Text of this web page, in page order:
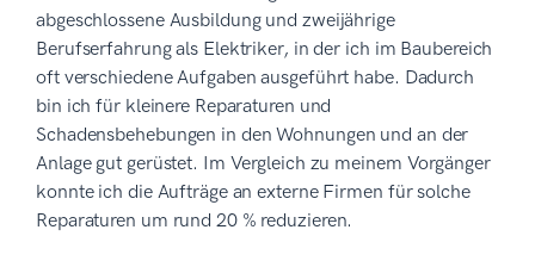
abgeschlossene Ausbildung und zweijährige
Berufserfahrung als Elektriker, in der ich im Baubereich
oft verschiedene Aufgaben ausgeführt habe. Dadurch
bin ich für kleinere Reparaturen und
Schadensbehebungen in den Wohnungen und an der
Anlage gut gerüstet. Im Vergleich zu meinem Vorgänger
konnte ich die Aufträge an externe Firmen für solche
Reparaturen um rund 20 % reduzieren.